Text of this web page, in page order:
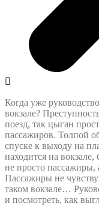
Когда уже
вокзале?
поезд, так цыган
пассажиров. Толпой
спуске к выходу на
находится на
не просто пассажиры,
Пассажиры не
таком вокзале…
и посмотреть, как